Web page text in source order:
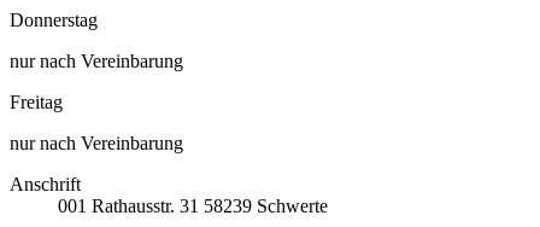
Donnerstag
nur nach Vereinbarung
Freitag
nur nach Vereinbarung
Anschrift
001 Rathausstr. 31 58239 Schwerte